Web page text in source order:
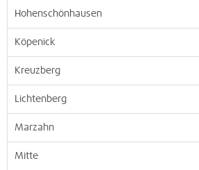
Hohenschönhausen
Köpenick
Kreuzberg
Lichtenberg
Marzahn
Mitte